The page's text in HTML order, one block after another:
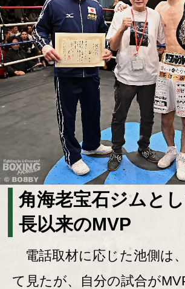
角海老宝石ジムと
長以来のMVP
電話取材に応じた池側は
て見たが、自分の試合が